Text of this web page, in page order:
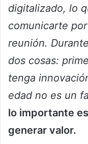
digitalizado, lo
comunicarte
reunión.
dos cosas:
tenga
edad no es un
lo importante
generar valor.